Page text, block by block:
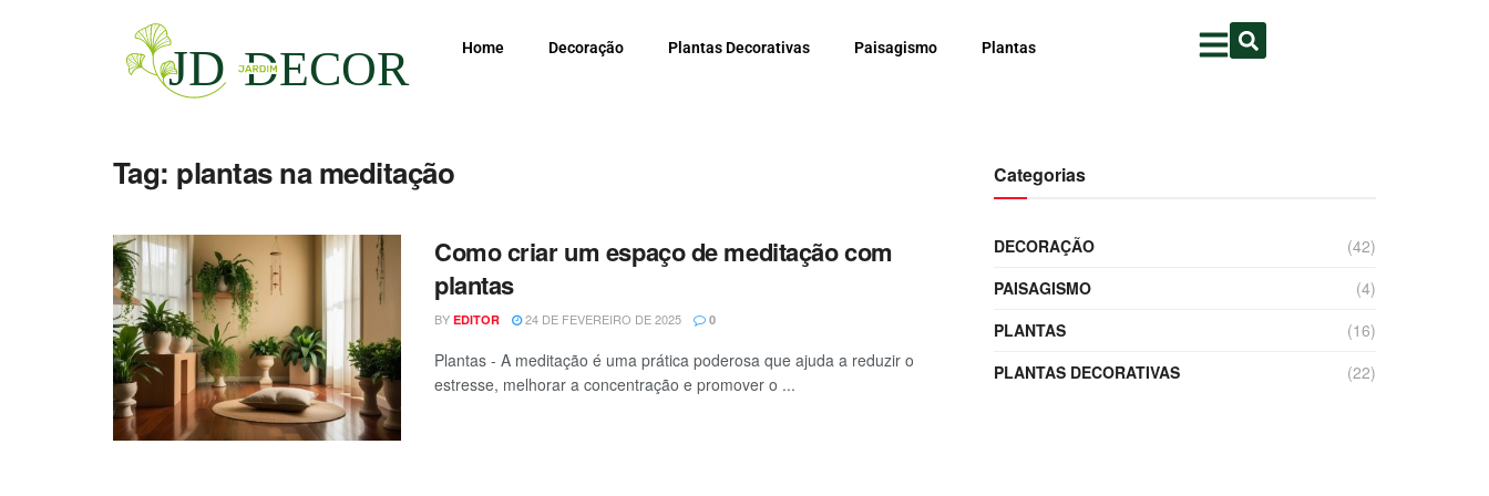
Home Decoração Plantas Decorativas Paisagismo Plantas
Tag: plantas na meditação
Como criar um espaço de meditação com
plantas
BY EDITOR 24 DE FEVEREIRO DE 2025 0
Plantas - A meditação é uma prática poderosa que ajuda a reduzir o
estresse, melhorar a concentração e promover o ...
Categorias
DECORAÇÃO
(42)
PAISAGISMO
(4)
PLANTAS
(16)
PLANTAS DECORATIVAS
(22)